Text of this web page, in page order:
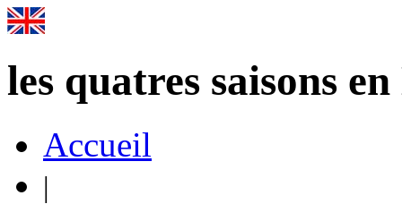
les quatres saisons
Accueil
|